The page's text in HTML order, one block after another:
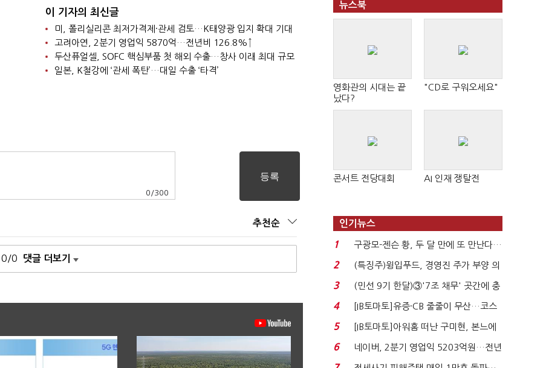
이 기자의 최신글
미, 폴리실리콘 최저가격제·관세 검토…K태양광 입지 확대 기대
고려아연, 2분기 영업익 5870억…전년비 126.8%↑
두산퓨얼셀, SOFC 핵심부품 첫 해외 수출…창사 이래 최대 규모
일본, K철강에 ‘관세 폭탄’…대일 수출 ‘타격’
0 /300
추천순
0/0 댓글 더보기
뉴스북
영화관의 시대는 끝
났다?
"CD로 구워오세요"
콘서트 전당대회 AI 인재 쟁탈전
인기뉴스
1
구광모-젠슨 황, 두 달 만에 또 만난다…
로봇·AI 등 논...
2
(특징주)윙입푸드, 경영진 주가 부양 의
지에 상한가...
3
(민선 9기 한달)③'7조 채무' 곳간에 충
격…추미애, 20년...
4
[IB토마토]유증·CB 줄줄이 무산…코스
닥 벌점 급증에 ...
5
[IB토마토]아워홈 떠난 구미현, 본느에
340억 베팅…가...
6
네이버, 2분기 영업익 5203억원…전년
비 0.2% 감소...